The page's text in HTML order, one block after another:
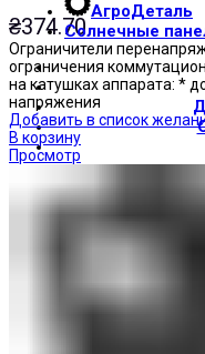
АгроДеталь
Солнечные
₴374.70
Ограничители
ограничения
на катушках аппарата: *
напряжения
Добавить в список
В корзину
Просмотр